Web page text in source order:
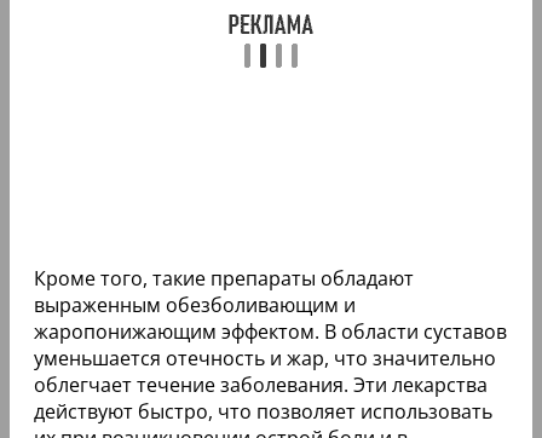
Кроме того, такие препараты обладают
выраженным обезболивающим и
жаропонижающим эффектом. В области суставов
уменьшается отечность и жар, что значительно
облегчает течение заболевания. Эти лекарства
действуют быстро, что позволяет использовать